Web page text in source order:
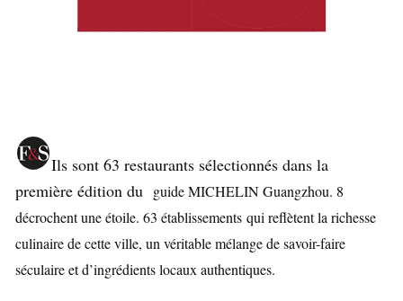
Ils sont 63 restaurants sélectionnés dans la
première édition du
guide MICHELIN Guangzhou. 8
décrochent une étoile. 63 établissements qui reflètent la richesse
culinaire de cette ville, un véritable mélange de savoir-faire
séculaire et d’ingrédients locaux authentiques.